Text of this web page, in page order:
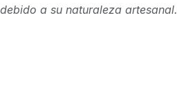
a su naturaleza artesanal.